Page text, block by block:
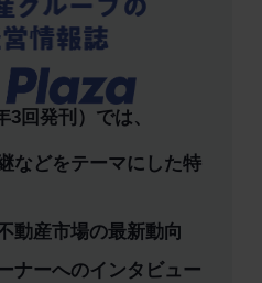
3回発刊）では、
などをテーマにした特
動産市場の最新動向
ナーへのインタビュー